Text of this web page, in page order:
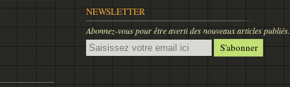
NEWSLETTER
Abonnez-vous pour être averti des nouveaux articles publiés.
Email